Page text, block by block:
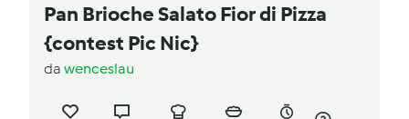
Pan Brioche Salato Fior di Pizza
{contest Pic Nic}
da wenceslau